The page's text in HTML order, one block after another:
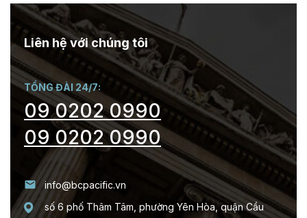
Liên hệ với chúng tôi
TỔNG ĐÀI 24/7:
09 0202 0990
09 0202 0990
info@bcpacific.vn
số 6 phố Thâm Tâm, phường Yên Hòa, quận Cầu